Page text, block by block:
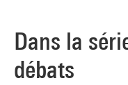
Dans la
débats